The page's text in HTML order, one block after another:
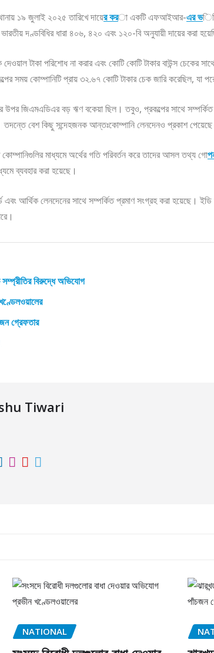
১৯ জুলাই ২০২৫ তারিখে দায়ের করা একটি এফআইআর-এর ভ
দণ্ডবিধির ধারা ৪০৬, ৪২০ এবং ১২০-বি অনুযায়ী দায়ের করা
টাকা পরিশোধ না করার এবং কোটি কোটি টাকার বাউন্স চেকের
সময় কোম্পানিটি প্রায় ৩২.৬৭ কোটি টাকার চেক জারি করেছিল, যা
উপর জিএমএডিএর বড় ঋণ বকেয়া ছিল। তবুও, প্রকল্পের সাথে
তদন্তে বেশ কিছু সন্দেহজনক আন্তঃকোম্পানি লেনদেনও প্রকাশ
মাধ্যমে অর্থের গতি পরিবর্তন করে তাদের আসল তথ্য গো
ব্যবহার করা হয়েছে।
আর্থিক লেনদেনের সাথে সম্পর্কিত প্রমাণ সংগ্রহ করা হয়েছে।
সম্প্রীতির বিরুদ্ধে অভিযোগ
গ্রেফতার
Tiwari
NATIONAL